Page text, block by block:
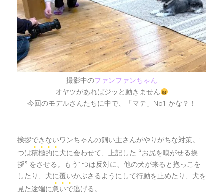
撮影中のファンファンちゃん
オヤツがあればジッと動きません
今回のモデルさんたちに中で、「マテ」 No1 かな？！
挨拶できないワンちゃんの飼い主さんがやりがちな対策。1
つは積
●
極
●
的
●
に
●
犬に会わせて、上記した “お尻を嗅がせる挨
拶” をさせる。もう1つは反対に、他の犬が来ると抱っこを
したり、犬に覆いかぶさるようにして行動を止めたり、犬を
見た途端に急
●
い
●
で
●
逃げる。